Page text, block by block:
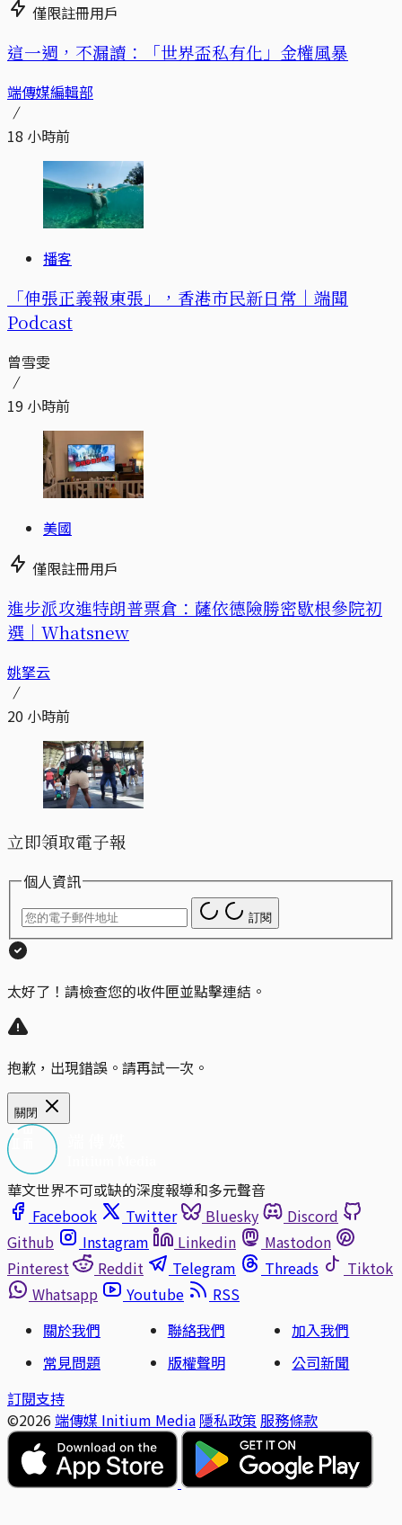
僅限註冊用戶
這一週，不漏讀：「世界盃私有化」金權風暴
端傳媒編輯部
18 小時前
播客
「伸張正義報東張」，香港市民新日常｜端聞
Podcast
曾雪雯
19 小時前
美國
僅限註冊用戶
進步派攻進特朗普票倉：薩依德險勝密歇根參院初
選｜Whatsnew
姚拏云
20 小時前
立即領取電子報
個人資訊
訂閱
太好了！請檢查您的收件匣並點擊連結。
抱歉，出現錯誤。請再試一次。
關閉
華文世界不可或缺的深度報導和多元聲音
Facebook
Twitter Bluesky
Discord
Github
Instagram Linkedin
Mastodon
Pinterest
Reddit Telegram Threads
Tiktok
Whatsapp
Youtube
RSS
關於我們
聯絡我們
加入我們
常見問題
版權聲明
公司新聞
訂閱支持
©2026 端傳媒 Initium Media 隱私政策 服務條款